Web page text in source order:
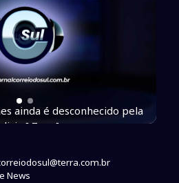
ainda é desconhecido pela
[ Zum ]
News